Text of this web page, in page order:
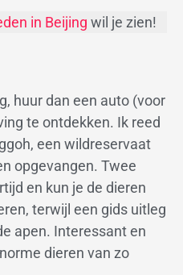
in Beijing wil je zien!
huur dan een auto (voor
te ontdekken. Ik reed
een wildreservaat
opgevangen. Twee
en kun je de dieren
terwijl een gids uitleg
apen. Interessant en
dieren van zo